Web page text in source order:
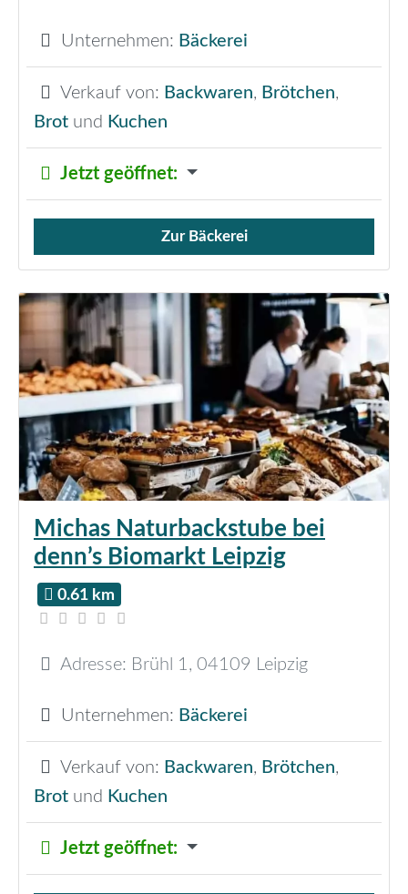
Unternehmen: Bäckerei
Verkauf von: Backwaren, Brötchen,
Brot und Kuchen
Jetzt geöffnet:
Verkauf von Brötchen,
Zur Bäckerei
Michas Naturbackstube bei
denn’s Biomarkt Leipzig
0.61 km
Adresse: Brühl 1 , 04109 Leipzig
Unternehmen: Bäckerei
Verkauf von: Backwaren, Brötchen,
Brot und Kuchen
Jetzt geöffnet: